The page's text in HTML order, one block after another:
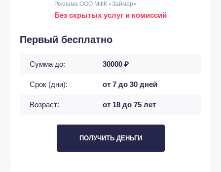
Реклама ООО МФК «Займер»
Без скрытых услуг и комиссий
Первый бесплатно
Сумма до: 30000 ₽
Срок (дни): от 7 до 30 дней
Возраст: от 18 до 75 лет
ПОЛУЧИТЬ ДЕНЬГИ